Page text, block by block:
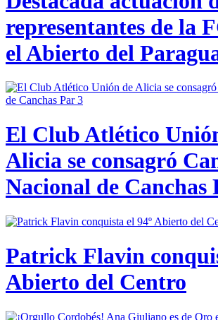
representantes de la
el Abierto del
El Club Atlético
Alicia se consagró
Nacional de Canchas
Patrick Flavin
Abierto del Centro